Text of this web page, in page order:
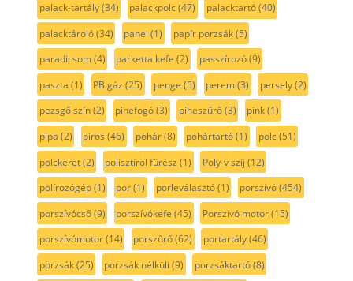
palack-tartály(34) palackpolc(47) palacktartó(40)
palacktároló(34) panel (1) papír porzsák(5)
paradicsom(4) parketta kefe (2) passzírozó(9)
paszta (1) PB gáz (25) penge (5) perem(3) persely(2)
pezsgő szín(2) pihefogó(3) piheszűrő(3) pink(1)
pipa (2) piros (46) pohár(8) pohártartó(1) polc(51)
polckeret(2) polisztirol fűrész (1) Poly-v szíj (12)
polírozógép(1) por(1) porleválasztó(1) porszívó(454)
porszívócső(9) porszívókefe (45) Porszívó motor(15)
porszívómotor(14) porszűrő(62) portartály(46)
porzsák(25) porzsák nélküli (9) porzsáktartó(8)